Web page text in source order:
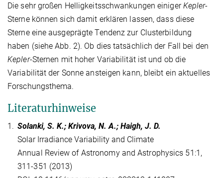
Die sehr großen Helligkeitsschwankungen einigerKepler-
Sterne können sich damit erklären lassen, dass diese
Sterne eine ausgeprägte Tendenz zur Clusterbildung
haben (siehe Abb. 2). Ob dies tatsächlich der Fall bei den
Kepler-Sternen mit hoher Variabilität ist und ob die
Variabilität der Sonne ansteigen kann, bleibt ein aktuelles
Forschungsthema.
Literaturhinweise
1. Solanki, S. K.; Krivova, N. A.; Haigh, J. D.
Solar Irradiance Variability and Climate
Annual Review of Astronomy and Astrophysics 51:1,
311-351 (2013)